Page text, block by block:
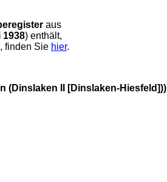
aus
1938) enthält,
finden Sie hier.
(Dinslaken II [Dinslaken-Hiesfeld]))